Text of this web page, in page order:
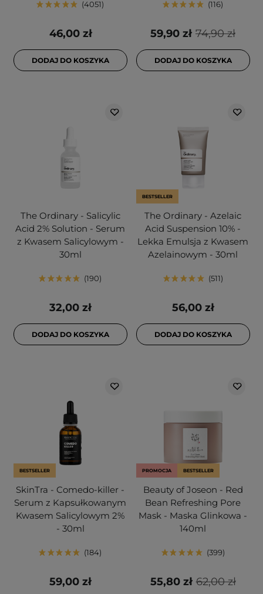
4051
46,00 zł
DODAJ DO KOSZYKA
116
74,90 zł
59,90 zł
DODAJ DO KOSZYKA
The Ordinary - Salicylic
Acid 2% Solution - Serum
z Kwasem Salicylowym -
30ml
190
32,00 zł
DODAJ DO KOSZYKA
BESTSELLER
The Ordinary - Azelaic
Acid Suspension 10% -
Lekka Emulsja z Kwasem
Azelainowym - 30ml
511
56,00 zł
DODAJ DO KOSZYKA
BESTSELLER
SkinTra - Comedo-killer -
Serum z Kapsułkowanym
Kwasem Salicylowym 2%
- 30ml
184
59,00 zł
PROMOCJA BESTSELLER
Beauty of Joseon - Red
Bean Refreshing Pore
Mask - Maska Glinkowa -
140ml
399
62,00 zł
55,80 zł